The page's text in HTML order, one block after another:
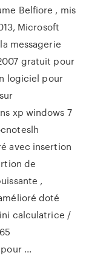
Belfiore , mis
Microsoft
messagerie
gratuit pour
logiciel pour
xp windows 7
avec insertion
de
,
doté
calculatrice /
...